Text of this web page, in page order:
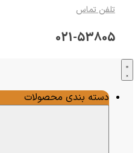
تلفن تماس
021-53805
دسته بندی محصولات